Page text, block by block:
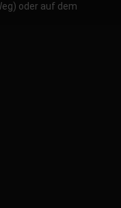
oder auf dem